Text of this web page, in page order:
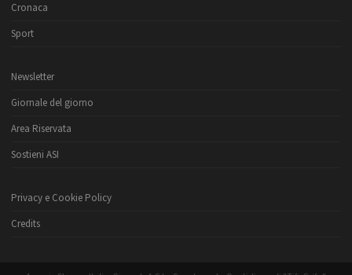
Cronaca
Sport
Newsletter
Giornale del giorno
Area Riservata
Sostieni ASI
Privacy e Cookie Policy
Credits